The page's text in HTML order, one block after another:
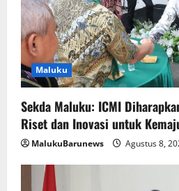
Maluku
Sekda Maluku: ICMI
Riset dan Inovasi untuk
MalukuBarunews Agustus 8,